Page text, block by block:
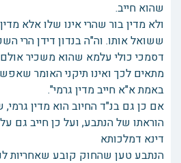
שהוא חייב.
ולא מדין בור שהרי אינו שלו אלא
ששואל אותו. וה"ה בנדון דידן הרי
דסמכי כולי עלמא שהוא משכיר
מתאים לכך ואינו תיקני האומר
באמת א"א חייב מדין גרמי".
אם כן גם בנ"ד החיוב הוא מדין
הוראתו של הנתבע, ועל כן חייב גם
דינא דמלכותא
הנתבע טען שהחוק קובע שאחריות